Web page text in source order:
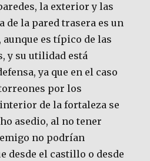
la exterior y las
de la pared trasera es un
es típico de las
y su utilidad está
ya que en el caso
por los
de la fortaleza se
asedio, al no tener
no podrían
desde el castillo o desde